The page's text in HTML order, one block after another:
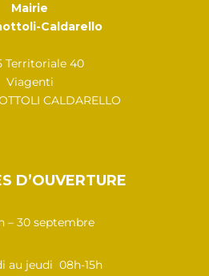
Mairie
Caldarello
Territoriale 40
Viagenti
CALDARELLO
D’OUVERTURE
– 30 septembre
au jeudi 08h-15h